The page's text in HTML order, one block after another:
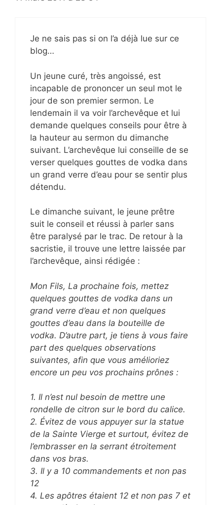
Je ne sais pas si on l’a déjà lue sur ce
blog…
Un jeune curé, très angoissé, est
incapable de prononcer un seul mot le
jour de son premier sermon. Le
lendemain il va voir l’archevêque et lui
demande quelques conseils pour être à
la hauteur au sermon du dimanche
suivant. L’archevêque lui conseille de se
verser quelques gouttes de vodka dans
un grand verre d’eau pour se sentir plus
détendu.
Le dimanche suivant, le jeune prêtre
suit le conseil et réussi à parler sans
être paralysé par le trac. De retour à la
sacristie, il trouve une lettre laissée par
l’archevêque, ainsi rédigée :
Mon Fils, La prochaine fois, mettez
quelques gouttes de vodka dans un
grand verre d’eau et non quelques
gouttes d’eau dans la bouteille de
vodka. D’autre part, je tiens à vous faire
part des quelques observations
suivantes, afin que vous amélioriez
encore un peu vos prochains prônes :
1. Il n’est nul besoin de mettre une
rondelle de citron sur le bord du calice.
2. Évitez de vous appuyer sur la statue
de la Sainte Vierge et surtout, évitez de
l’embrasser en la serrant étroitement
dans vos bras.
3. Il y a 10 commandements et non pas
12
4. Les apôtres étaient 12 et non pas 7 et